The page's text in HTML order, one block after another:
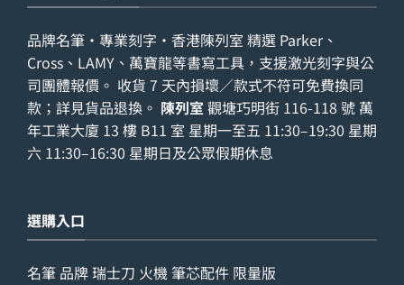
品牌名筆・專業刻字・香港陳列室 精選 Parker、
Cross、LAMY、萬寶龍等書寫工具，支援激光刻字與公
司團體報價。 收貨 7 天內損壞／款式不符可免費換同
款；詳見貨品退換 。 陳列室 觀塘巧明街 116-118 號 萬
年工業大廈 13 樓 B11 室 星期一至五 11:30–19:30 星期
六 11:30–16:30 星期日及公眾假期休息
選購入口
名筆 品牌瑞士刀 火機筆芯配件 限量版